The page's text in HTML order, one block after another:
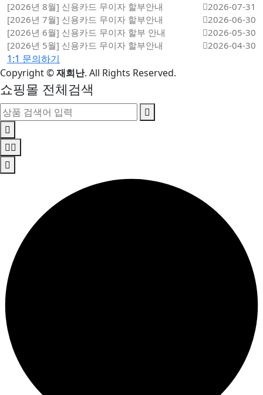
[2026년 8월] 신용카드 무이자 할부안내
2026-07-31
[2026년 7월] 신용카드 무이자 할부안내
2026-06-30
[2026년 6월] 신용카드 무이자 할부 안내
2026-05-30
[2026년 5월] 신용카드 무이자 할부안내
2026-04-30
1:1 문의하기
Copyright©재희난. All Rights Reserved.
쇼핑몰 전체검색